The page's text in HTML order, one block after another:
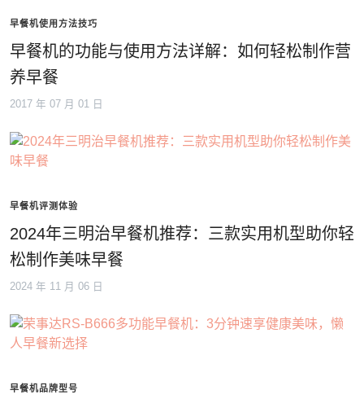
早餐机使用方法技巧
早餐机的功能与使用方法详解：如何轻松制作营
养早餐
2017 年 07 月 01 日
早餐机评测体验
2024年三明治早餐机推荐：三款实用机型助你轻
松制作美味早餐
2024 年 11 月 06 日
早餐机品牌型号